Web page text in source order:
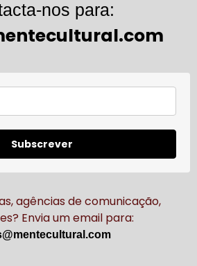
nos para:
Subscrever
agências de comunicação,
Envia um email para: